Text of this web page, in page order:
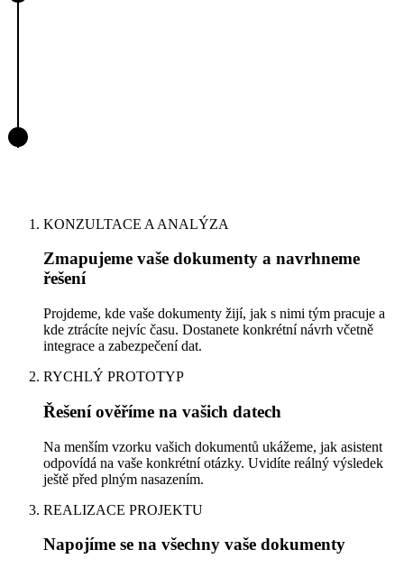
KONZULTACE A ANALÝZA
Zmapujeme vaše dokumenty a navrhneme
řešení
Projdeme, kde vaše dokumenty žijí, jak s nimi tým pracuje a
kde ztrácíte nejvíc času. Dostanete konkrétní návrh včetně
integrace a zabezpečení dat.
RYCHLÝ PROTOTYP
Řešení ověříme na vašich datech
Na menším vzorku vašich dokumentů ukážeme, jak asistent
odpovídá na vaše konkrétní otázky. Uvidíte reálný výsledek
ještě před plným nasazením.
REALIZACE PROJEKTU
Napojíme se na všechny vaše dokumenty